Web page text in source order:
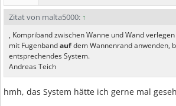
Zitat von malta5000: ↑
, Kompriband zwischen Wanne und Wand
mit Fugenbandaufdem Wannenrand anwenden,
entsprechendes System.
Andreas Teich
hmh, das System hätte ich gerne mal